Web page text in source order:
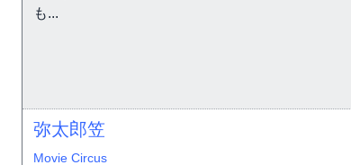
も...
弥太郎笠
Movie Circus